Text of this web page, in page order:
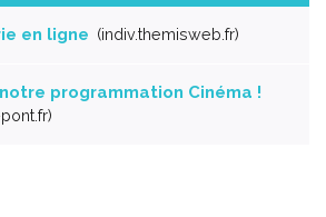
en ligne indiv.themisweb.fr
programmation Cinéma !